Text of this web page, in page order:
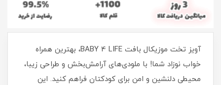
آویز تخت موزیکال بافت BABY 4 LIFE، بهترین همراه
خواب نوزاد شما! با ملودی‌های آرامش‌بخش و طراحی زیبا،
محیطی دلنشین و امن برای کودکتان فراهم کنید. این